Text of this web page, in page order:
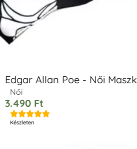
Edgar Allan Poe - Női Maszk
Női
3.490 Ft

Készleten